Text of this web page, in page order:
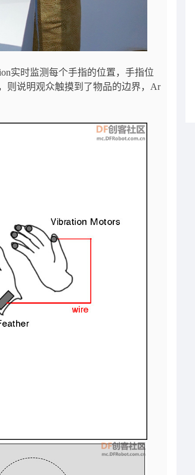
实时监测每个手指的位置，手指位
则说明观众触摸到了物品的边界，Ar